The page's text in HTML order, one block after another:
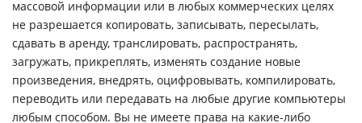
массовой информации или в любых коммерческих целях
не разрешается копировать, записывать, пересылать,
сдавать в аренду, транслировать, распространять,
загружать, прикреплять, изменять создание новые
произведения, внедрять, оцифровывать, компилировать,
переводить или передавать на любые другие компьютеры
любым способом. Вы не имеете права на какие-либо